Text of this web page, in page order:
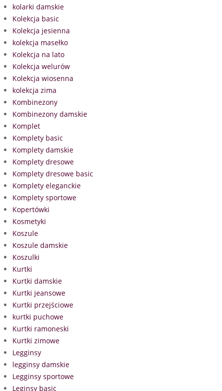
kolarki damskie
Kolekcja basic
Kolekcja jesienna
kolekcja masełko
Kolekcja na lato
Kolekcja welurów
Kolekcja wiosenna
kolekcja zima
Kombinezony
Kombinezony damskie
Komplet
Komplety basic
Komplety damskie
Komplety dresowe
Komplety dresowe basic
Komplety eleganckie
Komplety sportowe
Kopertówki
Kosmetyki
Koszule
Koszule damskie
Koszulki
Kurtki
Kurtki damskie
Kurtki jeansowe
Kurtki przejściowe
kurtki puchowe
Kurtki ramoneski
Kurtki zimowe
Legginsy
legginsy damskie
Legginsy sportowe
Leginsy basic